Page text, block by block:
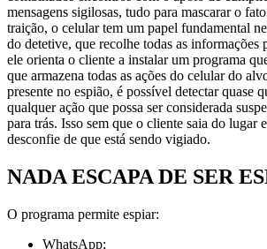
mensagens sigilosas, tudo para mascarar o
traição, o celular tem um papel fundamental
do detetive, que recolhe todas as informações
ele orienta o cliente a instalar um programa
que armazena todas as ações do celular do
presente no espião, é possível detectar quase
qualquer ação que possa ser considerada
para trás. Isso sem que o cliente saia do lugar
desconfie de que está sendo vigiado.
NADA ESCAPA DE SER
O programa permite espiar:
WhatsApp;